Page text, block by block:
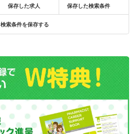
保存した求人 保存した検索条件
検索条件を保存する